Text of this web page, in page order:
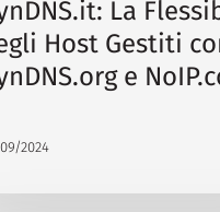
La
Host Gestiti
e
2024